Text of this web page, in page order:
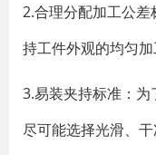
2.合理分配加工公
持工件外观的均匀加
3.易装夹持标准：
尽可能选择光滑、